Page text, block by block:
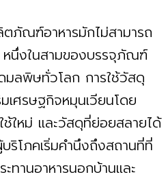
ภัณฑ์อาหารมักไม่สามารถ
หนึ่งในสามของบรรจุภัณฑ์
มลพิษทั่วโลก การใช้วัสดุ
เศรษฐกิจหมุนเวียนโดย
ใหม่ และวัสดุที่ย่อยสลายได้
โภคเริ่มคำนึงถึงสถานที่ที่
ทานอาหารนอกบ้านและ